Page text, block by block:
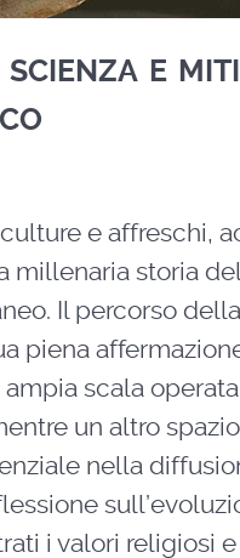
e
e affreschi,
storia
Il percorso
piena
scala
un altro
nella
i valori religiosi